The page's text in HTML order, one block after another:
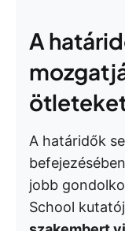
A
A határidők
jobb
School